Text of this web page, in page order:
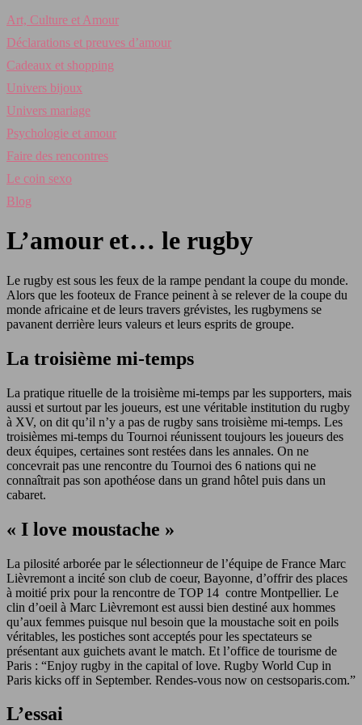
Art, Culture et Amour
Déclarations et preuves d’amour
Cadeaux et shopping
Univers bijoux
Univers mariage
Psychologie et amour
Faire des rencontres
Le coin sexo
Blog
L’amour et… le rugby
Le rugby est sous les feux de la rampe pendant la coupe du monde.
Alors que les footeux de France peinent à se relever de la coupe du
monde africaine et de leurs travers grévistes, les rugbymens se
pavanent derrière leurs valeurs et leurs esprits de groupe.
La troisième mi-temps
La pratique rituelle de la troisième mi-temps par les supporters, mais
aussi et surtout par les joueurs, est une véritable institution du rugby
à XV, on dit qu’il n’y a pas de rugby sans troisième mi-temps. Les
troisièmes mi-temps du Tournoi réunissent toujours les joueurs des
deux équipes, certaines sont restées dans les annales. On ne
concevrait pas une rencontre du Tournoi des 6 nations qui ne
connaîtrait pas son apothéose dans un grand hôtel puis dans un
cabaret.
« I love moustache »
La pilosité arborée par le sélectionneur de l’équipe de France Marc
Lièvremont a incité son club de coeur, Bayonne, d’offrir des places
à moitié prix pour la rencontre de TOP 14 contre Montpellier. Le
clin d’oeil à Marc Lièvremont est aussi bien destiné aux hommes
qu’aux femmes puisque nul besoin que la moustache soit en poils
véritables, les postiches sont acceptés pour les spectateurs se
présentant aux guichets avant le match. Et l’office de tourisme de
Paris : “Enjoy rugby in the capital of love. Rugby World Cup in
Paris kicks off in September. Rendes-vous now on cestsoparis.com.”
L’essai